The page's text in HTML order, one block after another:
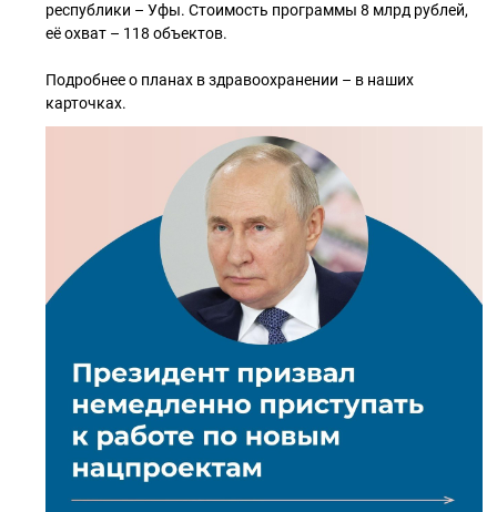
республики – Уфы. Стоимость программы 8 млрд рублей,
её охват – 118 объектов.
Подробнее о планах в здравоохранении – в наших
карточках.